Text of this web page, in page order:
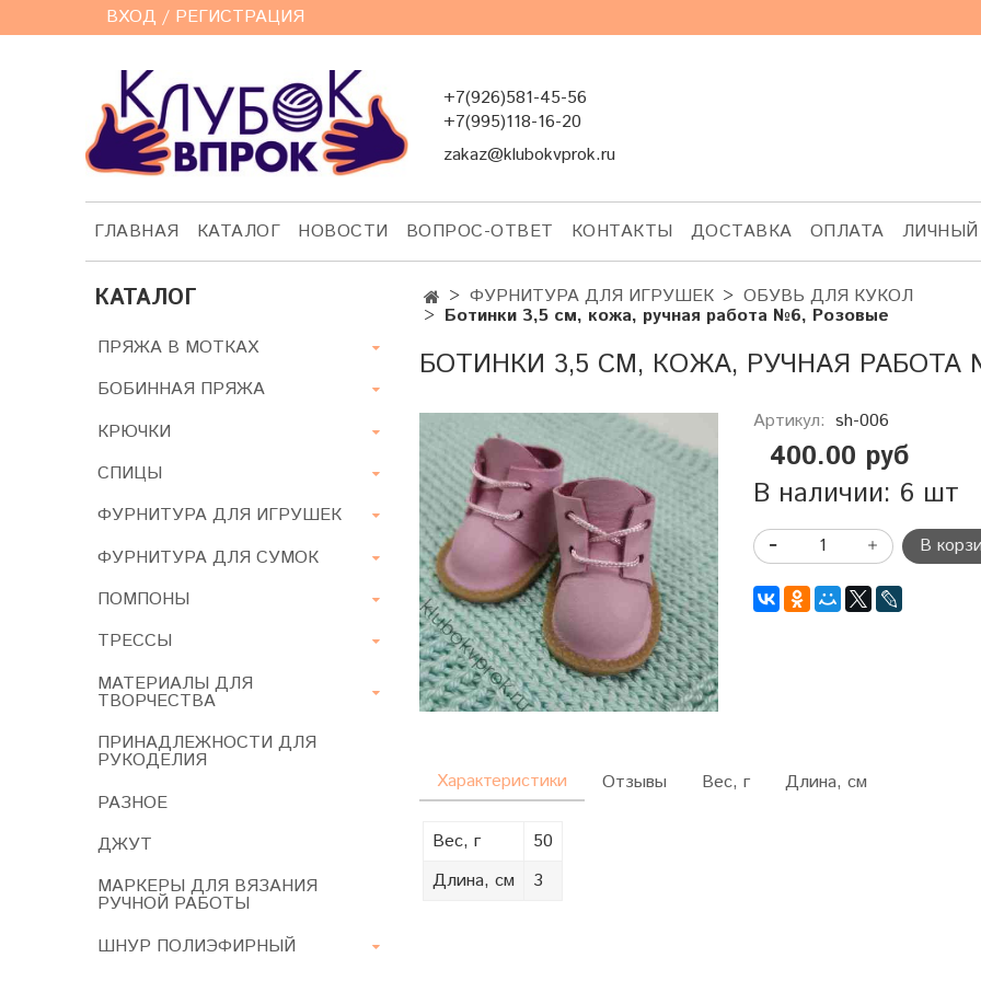
ВХОД / РЕГИСТРАЦИЯ
+7(926)581-45-56
+7(995)118-16-20
zakaz@klubokvprok.ru
ГЛАВНАЯ КАТАЛОГ НОВОСТИ ВОПРОС-ОТВЕТ КОНТАКТЫ ДОСТАВКА ОПЛАТА
ФУРНИТУРА ДЛЯ ИГРУШЕК ОБУВЬ ДЛЯ КУКОЛ
Ботинки 3,5 см, кожа, ручная работа №6, Розовые
БОТИНКИ 3,5 СМ, КОЖА, РУЧНАЯ РАБОТА
Артикул: sh-006
400.00 руб
В наличии: 6 шт
В
Характеристики
Вес, г
50
Длина, см
3
Отзывы Вес, г Длина, см
КАТАЛОГ
ПРЯЖА В МОТКАХ
БОБИННАЯ ПРЯЖА
КРЮЧКИ
СПИЦЫ
ФУРНИТУРА ДЛЯ ИГРУШЕК
ФУРНИТУРА ДЛЯ СУМОК
ПОМПОНЫ
ТРЕССЫ
МАТЕРИАЛЫ ДЛЯ
ТВОРЧЕСТВА
ПРИНАДЛЕЖНОСТИ ДЛЯ
РУКОДЕЛИЯ
РАЗНОЕ
ДЖУТ
МАРКЕРЫ ДЛЯ ВЯЗАНИЯ
РУЧНОЙ РАБОТЫ
ШНУР ПОЛИЭФИРНЫЙ